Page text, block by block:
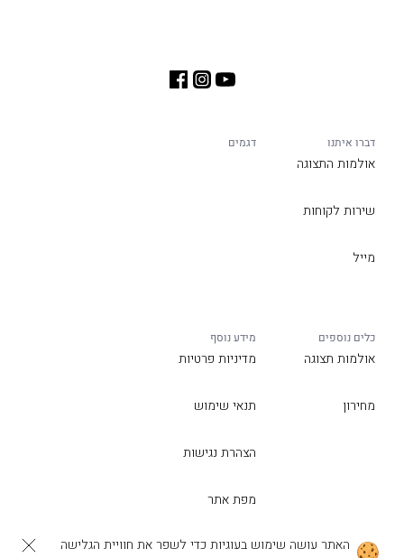
דברו איתנו
אולמות התצוגה
שירות לקוחות
מייל
דגמים
כלים נוספים
אולמות תצוגה
מחירון
מידע נוסף
מדיניות פרטיות
תנאי שימוש
הצהרת נגישות
מפת אתר
האתר עושה שימוש בעוגיות כדי לשפר את חוויית הגלישה